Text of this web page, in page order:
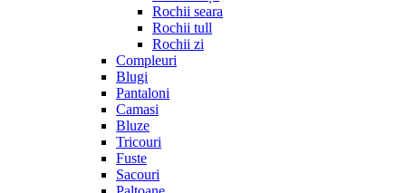
Rochii seara
Rochii tull
Rochii zi
Compleuri
Blugi
Pantaloni
Camasi
Bluze
Tricouri
Fuste
Sacouri